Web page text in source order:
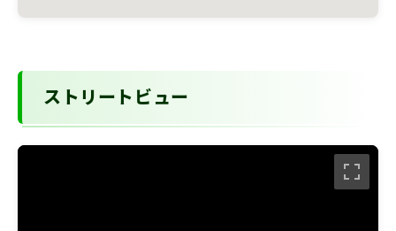
ストリートビュー